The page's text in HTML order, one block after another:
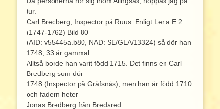
tur.
Carl Bredberg, Inspector på Ruus. Enligt Lena E:2
(1747-1762) Bild 80
(AID: v55445a.b80, NAD: SE/GLA/13324) så dör han
1748, 33 år gammal.
Alltså borde han varit född 1715. Det finns en Carl
Bredberg som dör
1748 (Inspector på Gräfsnäs), men han är född 1710
och fadern heter
Jonas Bredberg från Bredared.